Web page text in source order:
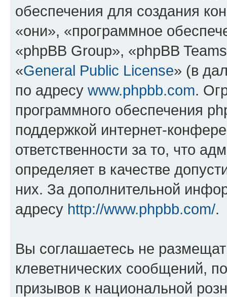
обеспечения для создания
«они», «программное
«phpBB Group», «phpBB
«General Public License» (в
по адресу www.phpbb.com.
программного обеспечения
поддержкой интернет-
ответственности за то, что
определяет в качестве
них. За дополнительной
адресу http://www.phpbb.com/.
Вы соглашаетесь не
клеветнических сообщений,
призывов к национальной